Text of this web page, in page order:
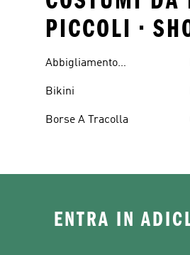
PICCOLI •
Abbigliamento
Bikini
Borse A Tracolla
ENTRA IN